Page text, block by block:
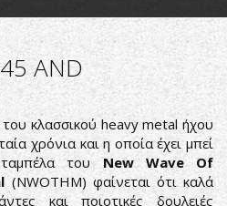
AND
κλασσικού heavy metal ήχου
χρόνια και η οποία έχει μπεί
τουNew Wave Of
(NWOTHM) φαίνεται ότι καλά
και ποιοτικές δουλειές